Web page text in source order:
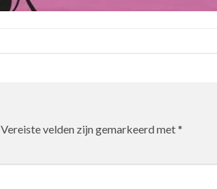
Vereiste velden zijn gemarkeerd met*